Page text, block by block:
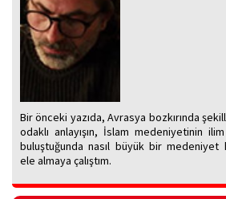
Bir önceki yazıda, Avrasya bozkırında
odaklı anlayışın, İslam medeniyetinin
buluştuğunda nasıl büyük bir medeniyet
ele almaya çalıştım.